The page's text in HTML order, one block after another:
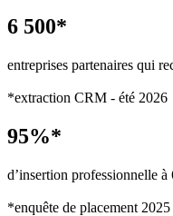
6 500*
entreprises partenaires qui
*extraction CRM - été 2026
95%*
d’insertion professionnelle à
*enquête de placement 2025